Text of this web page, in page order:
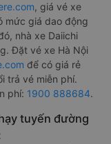
, giá vé xe
mức giá dao động
nhà xe Daiichi
Đặt vé xe Hà Nội
để có giá rẻ
trả vé miễn phí.
phí: 1900 888684.
tuyến đường